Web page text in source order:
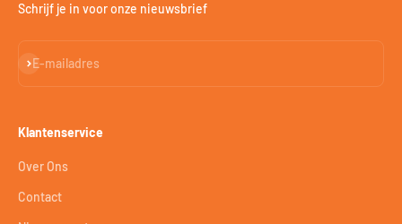
Schrijf je in voor onze nieuwsbrief
E-mailadres
Abonneren
Klantenservice
Over Ons
Contact